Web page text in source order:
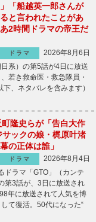
「船越英一郎さんが
と言われたことがあ
2時間ドラマの帝王だ
ドラマ
2026年8月6日
系）の第5話が4日に放送
若き救命医・救急隊員・
、ネタバレを含みます）
町隆史らが「告白大作
ックの娘・梶原叶渚
の正体は誰」
ドラマ
2026年8月4日
ラマ「GTO」（カンテ
第3話が、3日に放送され
年に放送されて人気を博
て復活。50代になった“